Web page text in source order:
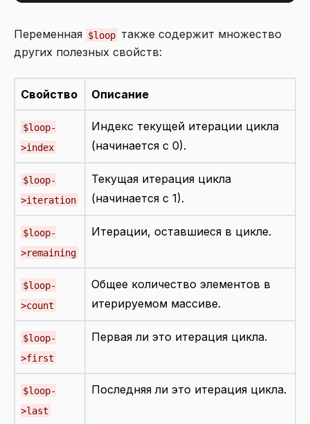
Переменная $loop также содержит множество
других полезных свойств:
Свойство Описание
$loop-
>index
Индекс текущей итерации цикла
(начинается с 0).
$loop-
>iteration
Текущая итерация цикла
(начинается с 1).
$loop-
>remaining
Итерации, оставшиеся в цикле.
$loop-
>count
Общее количество элементов в
итерируемом массиве.
$loop-
>first
Первая ли это итерация цикла.
$loop-
>last
Последняя ли это итерация цикла.